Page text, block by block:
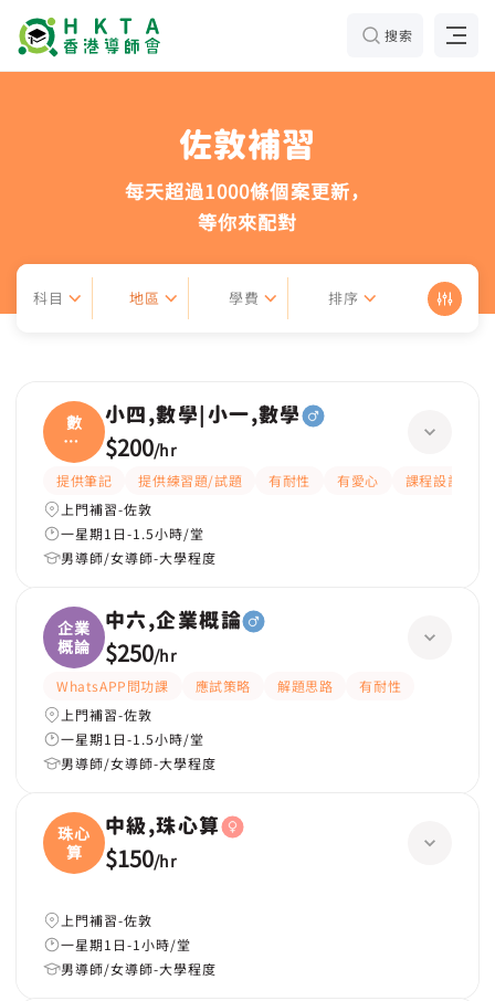
搜索
佐敦補習
每天超過1000條個案更新，
等你來配對
科目 地區 學費 排序
數
學|
小一
小四,數學|小一,數學
$200/hr
提供筆記 提供練習題/試題 有耐性 有愛心 課程設計
上門補習-佐敦
一星期1日-1.5小時/堂
男導師/女導師-大學程度
企業
概論
中六,企業概論
$250/hr
WhatsAPP問功課 應試策略 解題思路
有耐性
上門補習-佐敦
一星期1日-1.5小時/堂
男導師/女導師-大學程度
珠心
算
中級,珠心算
$150/hr
上門補習-佐敦
一星期1日-1小時/堂
男導師/女導師-大學程度